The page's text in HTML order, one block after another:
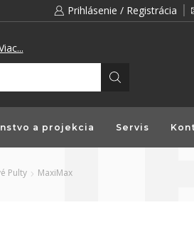
Prihlásenie / Registrácia
a projekcia Servis
Pulty MaxiMax